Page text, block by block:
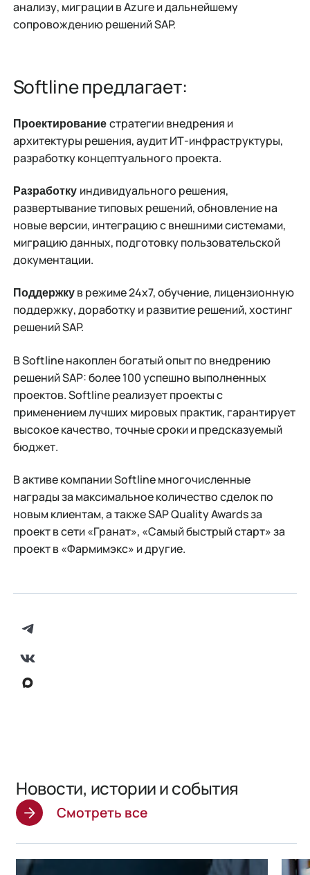
анализу, миграции в Azure и дальнейшему
сопровождению решений SAP.
Softline предлагает:
Проектирование стратегии внедрения и
архитектуры решения, аудит ИТ-инфраструктуры,
разработку концептуального проекта.
Разработку индивидуального решения,
развертывание типовых решений, обновление на
новые версии, интеграцию с внешними системами,
миграцию данных, подготовку пользовательской
документации.
Поддержкув режиме 24х7, обучение, лицензионную
поддержку, доработку и развитие решений, хостинг
решений SAP.
В Softline накоплен богатый опыт по внедрению
решений SAP: более 100 успешно выполненных
проектов. Softline реализует проекты с
применением лучших мировых практик, гарантирует
высокое качество, точные сроки и предсказуемый
бюджет.
В активе компании Softline многочисленные
награды за максимальное количество сделок по
новым клиентам, а также SAP Quality Awards за
проект в сети «Гранат», «Самый быстрый старт» за
проект в «Фармимэкс» и другие.
Новости, истории и события
Смотреть все